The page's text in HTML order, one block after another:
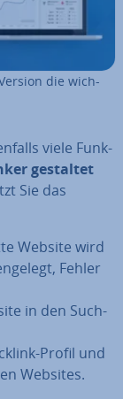
die wich­
viele Funk­
gestaltet
Sie das
Website wird
Fehler
in den Such­
Profil und
Websites.